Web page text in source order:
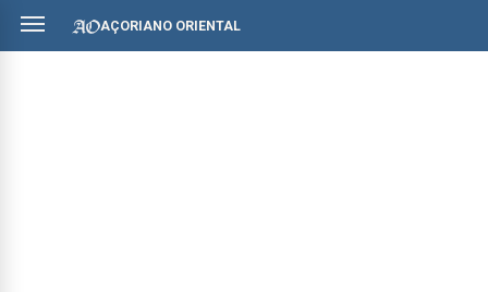
AÇORIANO ORIENTAL